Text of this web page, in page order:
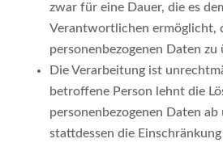
zwar für eine Dauer, die es
Verantwortlichen ermöglicht,
personenbezogenen Daten zu
Die Verarbeitung ist
betroffene Person lehnt die
personenbezogenen Daten
stattdessen die